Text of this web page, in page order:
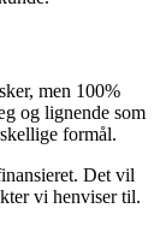
men 100%
og lignende som
formål.
Det vil
vi henviser til.